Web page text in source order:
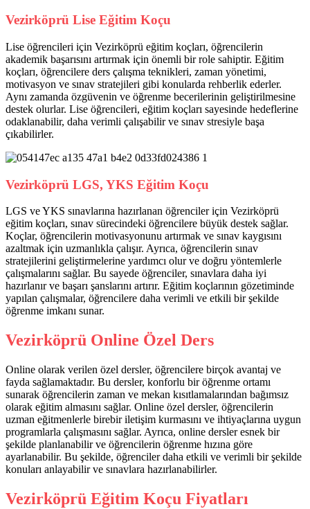
Vezirköprü Lise Eğitim Koçu
Lise öğrencileri için Vezirköprü eğitim koçları, öğrencilerin
akademik başarısını artırmak için önemli bir role sahiptir. Eğitim
koçları, öğrencilere ders çalışma teknikleri, zaman yönetimi,
motivasyon ve sınav stratejileri gibi konularda rehberlik ederler.
Aynı zamanda özgüvenin ve öğrenme becerilerinin geliştirilmesine
destek olurlar. Lise öğrencileri, eğitim koçları sayesinde hedeflerine
odaklanabilir, daha verimli çalışabilir ve sınav stresiyle başa
çıkabilirler.
Vezirköprü LGS, YKS Eğitim Koçu
LGS ve YKS sınavlarına hazırlanan öğrenciler için Vezirköprü
eğitim koçları, sınav sürecindeki öğrencilere büyük destek sağlar.
Koçlar, öğrencilerin motivasyonunu artırmak ve sınav kaygısını
azaltmak için uzmanlıkla çalışır. Ayrıca, öğrencilerin sınav
stratejilerini geliştirmelerine yardımcı olur ve doğru yöntemlerle
çalışmalarını sağlar. Bu sayede öğrenciler, sınavlara daha iyi
hazırlanır ve başarı şanslarını artırır. Eğitim koçlarının gözetiminde
yapılan çalışmalar, öğrencilere daha verimli ve etkili bir şekilde
öğrenme imkanı sunar.
Vezirköprü Online Özel Ders
Online olarak verilen özel dersler, öğrencilere birçok avantaj ve
fayda sağlamaktadır. Bu dersler, konforlu bir öğrenme ortamı
sunarak öğrencilerin zaman ve mekan kısıtlamalarından bağımsız
olarak eğitim almasını sağlar. Online özel dersler, öğrencilerin
uzman eğitmenlerle birebir iletişim kurmasını ve ihtiyaçlarına uygun
programlarla çalışmasını sağlar. Ayrıca, online dersler esnek bir
şekilde planlanabilir ve öğrencilerin öğrenme hızına göre
ayarlanabilir. Bu şekilde, öğrenciler daha etkili ve verimli bir şekilde
konuları anlayabilir ve sınavlara hazırlanabilirler.
Vezirköprü Eğitim Koçu Fiyatları